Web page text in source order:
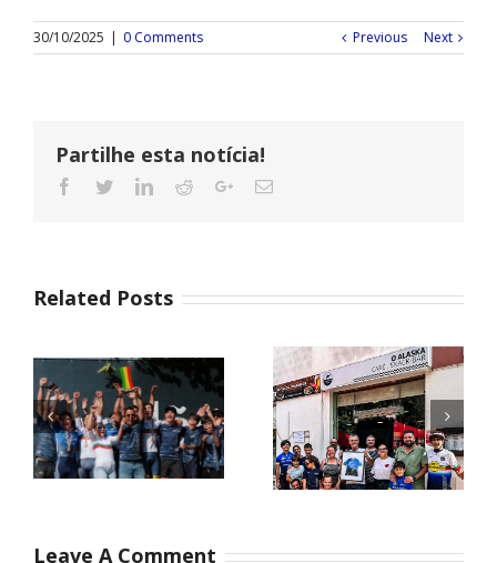
30/10/2025 | 0 Comments Previous Next
Partilhe esta notícia!
Related Posts
Campeões
Leave A Comment